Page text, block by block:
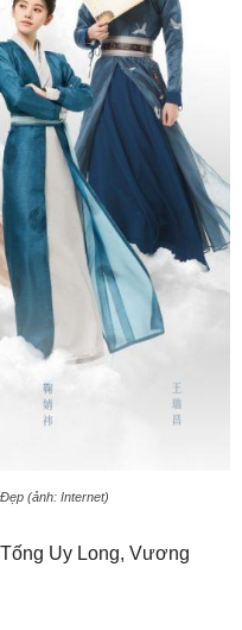
(ảnh: Internet)
Uy Long, Vương